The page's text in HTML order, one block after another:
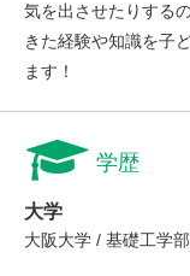
気を出させたりする
きた経験や知識を子
ます！
学歴
大学
大阪大学 / 基礎工学部